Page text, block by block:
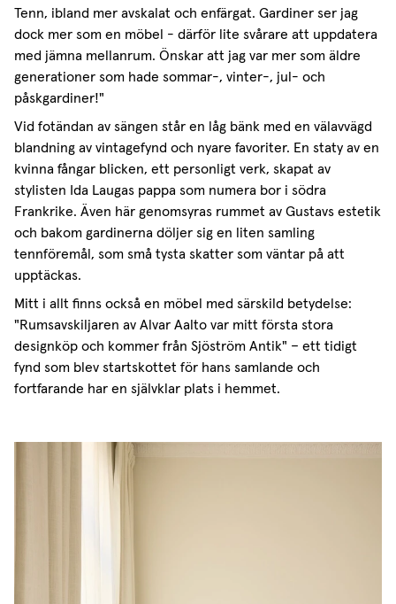
Tenn, ibland mer avskalat och enfärgat. Gardiner ser jag
dock mer som en möbel - därför lite svårare att uppdatera
med jämna mellanrum. Önskar att jag var mer som äldre
generationer som hade sommar-, vinter-, jul- och
påskgardiner!"
Vid fotändan av sängen står en låg bänk med en välavvägd
blandning av vintagefynd och nyare favoriter. En staty av en
kvinna fångar blicken, ett personligt verk, skapat av
stylisten Ida Laugas pappa som numera bor i södra
Frankrike. Även här genomsyras rummet av Gustavs estetik
och bakom gardinerna döljer sig en liten samling
tennföremål, som små tysta skatter som väntar på att
upptäckas.
Mitt i allt finns också en möbel med särskild betydelse:
"Rumsavskiljaren av Alvar Aalto var mitt första stora
designköp och kommer från Sjöström Antik" – ett tidigt
fynd som blev startskottet för hans samlande och
fortfarande har en självklar plats i hemmet.